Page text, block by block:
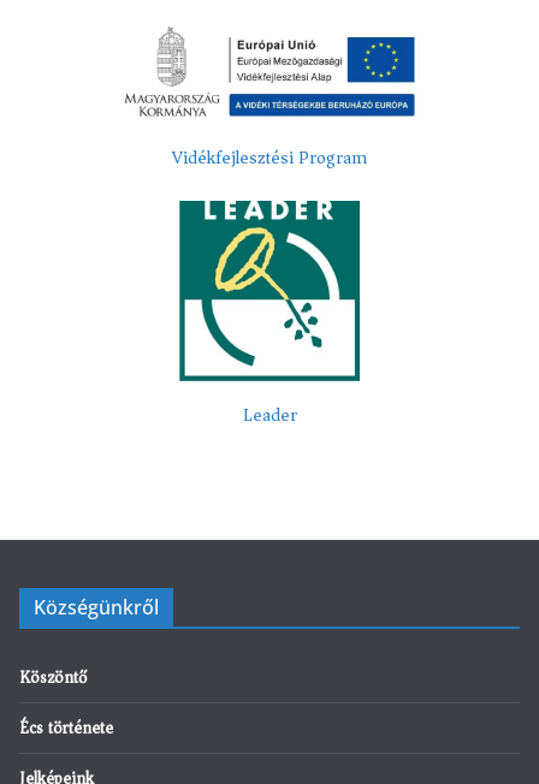
Vidékfejlesztési Program
Leader
Községünkről
Köszöntő
Écs története